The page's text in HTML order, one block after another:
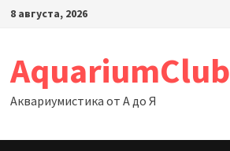
Перейти
8 августа, 2026
AquariumClub
Аквариумистика от А до Я